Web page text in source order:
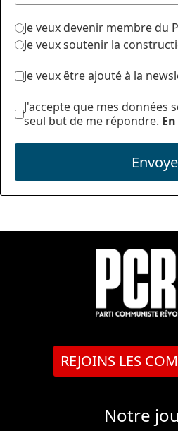
Je veux devenir membre du
Je veux soutenir la
Je veux être ajouté à la
J'accepte que mes données
seul but de me répondre.
REJOINS LES
Notre